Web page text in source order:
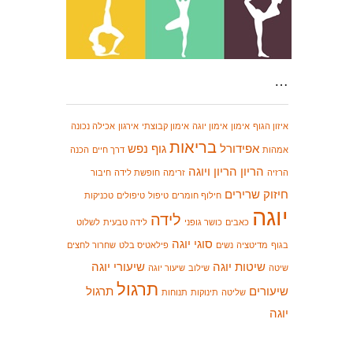
…
איזון הגוף אימון אימון יוגה אימון קבוצתי אירגון אכילה נכונה
אמהות אפידורל בריאות גוף נפש דרך חיים הכנה
הרזיה הריון הריון ויוגה זרימה חופשת לידה חיבור
חיזוק שרירים חילוף חומרים טיפול טיפולים טכניקות
יוגה כאבים כושר גופני לידה לידה טבעית לשלוט
בגוף מדיטציה נשים סוגי יוגה פילאטיס בלט שחרור לחצים
שיטה שיטות יוגה שילוב שיעור יוגה שיעורי יוגה
שיעורים שליטה תינוקות תנוחות תרגול תרגול
יוגה